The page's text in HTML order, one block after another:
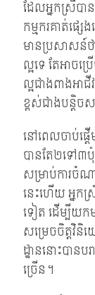
ដែលអ្នកស្រីបា
កម្មករគាត់ផ្សេ
មានប្រសាសន៍ថ
ល្អទេ តែអាច
ល្អជាងពាងអាជីវ
ខ្ពស់ជាងបន្តិ
នៅពេលចាប់ផ្ត
បានតែ២ទៅ៣ប៉ុ
សម្រាប់ការចំ
នេះហើយ អ្នកស្
ទៀត ដើម្បីយក
សម្រេចចិត្តវិ
ដ្ឋាននោះបាន
ច្រើន។